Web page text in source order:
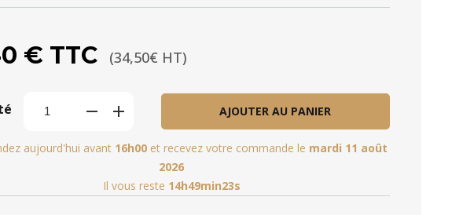
€ TTC (34,50€ HT)
AJOUTER AU PANIER
aujourd'hui avant 16h00 et recevez votre commande le mardi 11 août
2026
Il vous reste 14h49min21s